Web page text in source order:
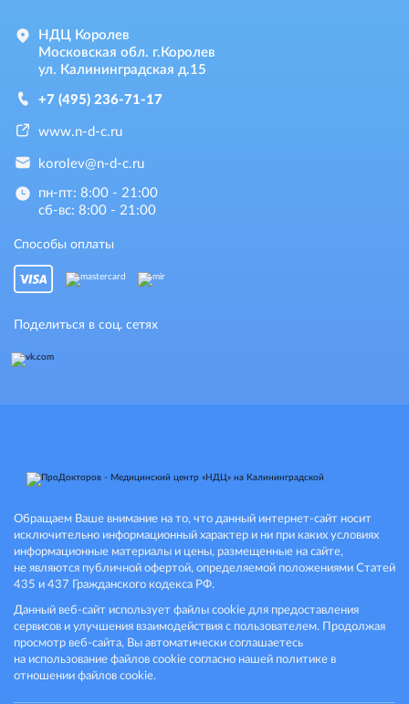
НДЦ Королев
Московская обл. г.Королев
ул. Калининградская д.15
+7 (495) 236-71-17
www.n-d-c.ru
korolev@n-d-c.ru
пн-пт: 8:00 - 21:00
сб-вс: 8:00 - 21:00
Способы оплаты
Поделиться в соц. сетях
Обращаем Ваше внимание на то, что данный интернет-сайт носит
исключительно информационный характер и ни при каких условиях
информационные материалы и цены, размещенные на сайте,
не являются публичной офертой, определяемой положениями Статей
435 и 437 Гражданского кодекса РФ.
Данный веб-сайт использует файлы cookie для предоставления
сервисов и улучшения взаимодействия с пользователем. Продолжая
просмотр веб-сайта, Вы автоматически соглашаетесь
на использование файлов cookie согласно нашей политике в
отношении файлов cookie.